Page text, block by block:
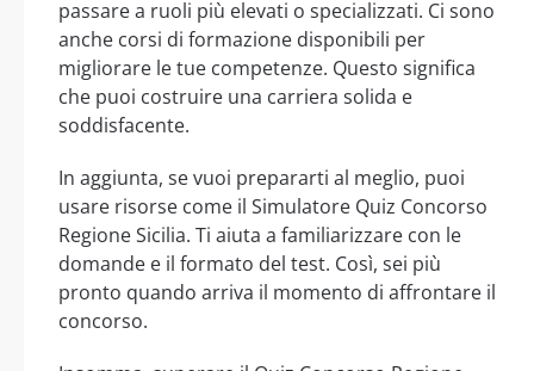
passare a ruoli più elevati o specializzati. Ci sono
anche corsi di formazione disponibili per
migliorare le tue competenze. Questo significa
che puoi costruire una carriera solida e
soddisfacente.
In aggiunta, se vuoi prepararti al meglio, puoi
usare risorse come il Simulatore Quiz Concorso
Regione Sicilia. Ti aiuta a familiarizzare con le
domande e il formato del test. Così, sei più
pronto quando arriva il momento di affrontare il
concorso.